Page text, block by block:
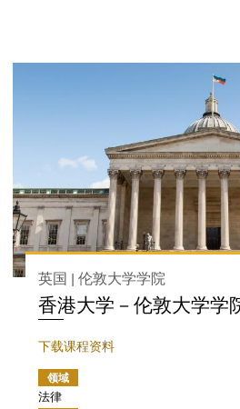
英国 | 伦敦大学学院
香港大学－伦敦大学学
下载课程资料
领域
法律